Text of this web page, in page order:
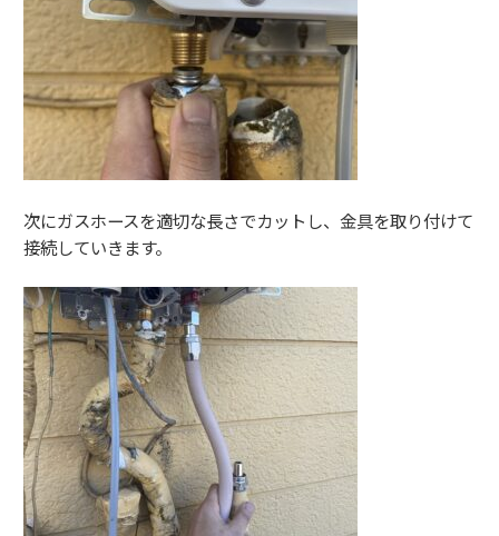
次にガスホースを適切な長さでカットし、金具を取り付けて
接続していきます。